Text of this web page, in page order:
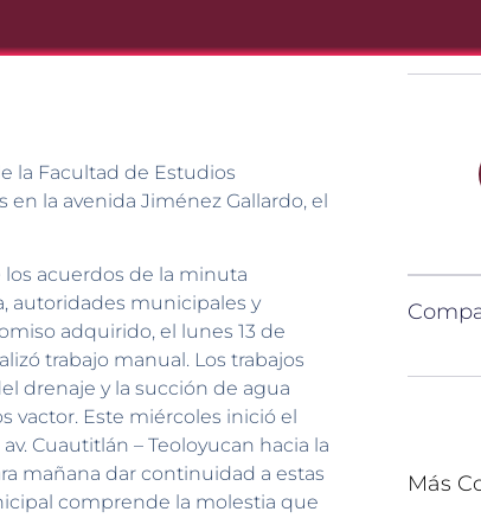
la Facultad de Estudios
en la avenida Jiménez Gallardo, el
acuerdos de la minuta
autoridades municipales y
adquirido, el lunes 13 de
trabajo manual. Los trabajos
drenaje y la succión de agua
vactor. Este miércoles inició el
Cuautitlán – Teoloyucan hacia la
mañana dar continuidad a estas
comprende la molestia que
Más